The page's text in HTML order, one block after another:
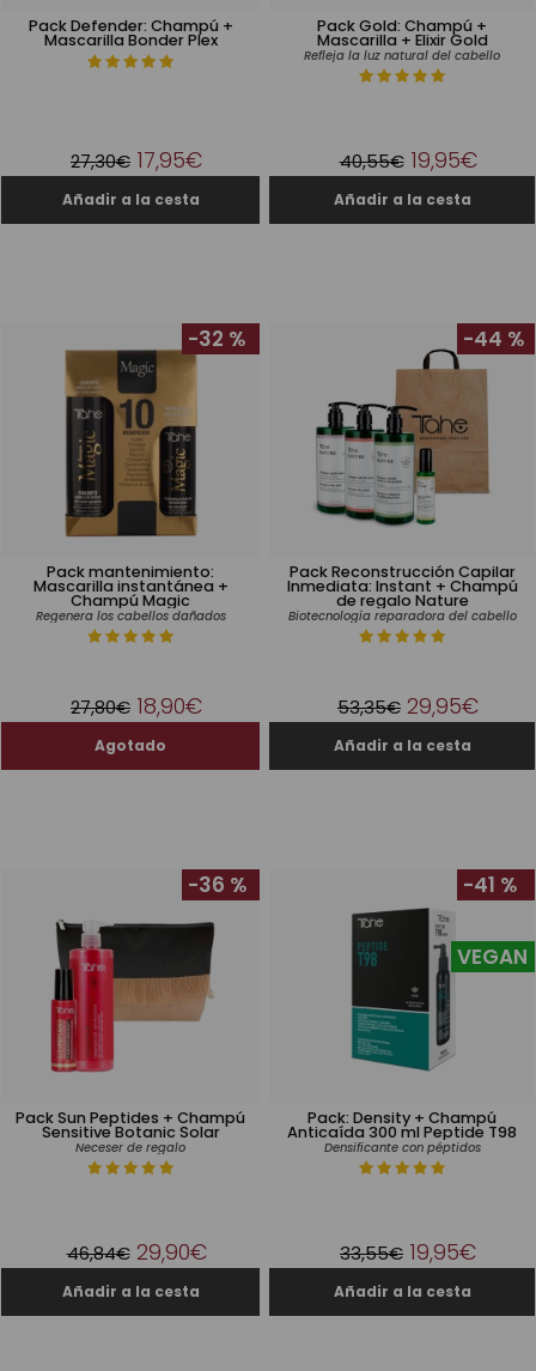
Pack Defender: Champú +
Mascarilla Bonder Plex
27,30€ 17,95€
Pack Gold: Champú +
Mascarilla + Elixir Gold
Refleja la luz natural del cabello
40,55€ 19,95€
Pack mantenimiento:
Mascarilla instantánea +
Champú Magic
Regenera los cabellos dañados
-32 %
27,80€ 18,90€
Pack Reconstrucción Capilar
Inmediata: Instant + Champú
de regalo Nature
Biotecnología reparadora del cabello
-44 %
53,35€ 29,95€
Pack Sun Peptides + Champú
Sensitive Botanic Solar
Neceser de regalo
-36 %
46,84€ 29,90€
Pack: Density + Champú
Anticaída 300 ml Peptide T98
Densificante con péptidos
VEGAN
-41 %
33,55€ 19,95€